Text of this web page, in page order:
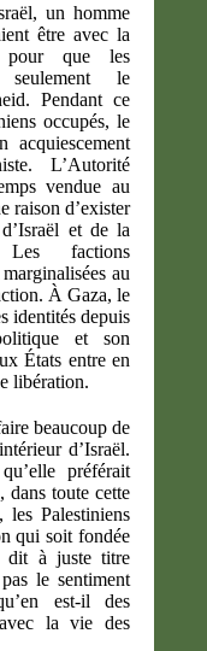
un homme
être avec la
pour que les
seulement le
Pendant ce
occupés, le
acquiescement
L’Autorité
vendue au
raison d’exister
et de la
Les factions
au
À Gaza, le
identités depuis
et son
États entre en
libération.
beaucoup de
d’Israël.
préférait
dans toute cette
les Palestiniens
qui soit fondée
dit à juste titre
le sentiment
est-il des
la vie des